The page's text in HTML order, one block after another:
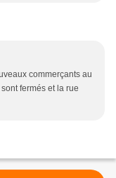
commerçants au
fermés et la rue